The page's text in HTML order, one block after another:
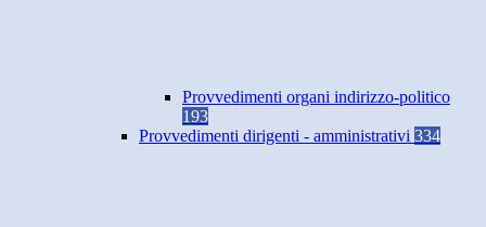
Provvedimenti organi indirizzo-politico
193
Provvedimenti dirigenti - amministrativi 334